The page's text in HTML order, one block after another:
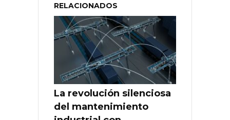
RELACIONADOS
La revolución silenciosa
del mantenimiento